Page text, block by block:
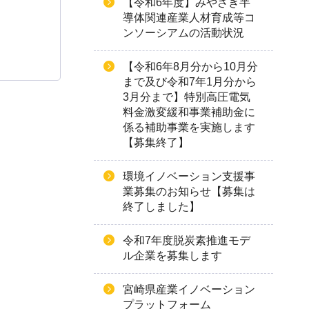
【令和6年度】みやざき半
導体関連産業人材育成等コ
ンソーシアムの活動状況
【令和6年8月分から10月分
まで及び令和7年1月分から
3月分まで】特別高圧電気
料金激変緩和事業補助金に
係る補助事業を実施します
【募集終了】
環境イノベーション支援事
業募集のお知らせ【募集は
終了しました】
令和7年度脱炭素推進モデ
ル企業を募集します
宮崎県産業イノベーション
プラットフォーム